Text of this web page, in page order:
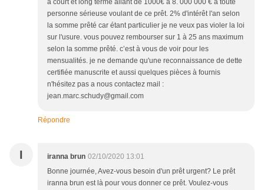
à court et long terme allant de 1000€ à 8. 000 000 € à toute
personne sérieuse voulant de ce prêt. 2% d'intérêt l'an selon
la somme prêté car étant particulier je ne veux pas violer la loi
sur l'usure. vous pouvez rembourser sur 1 à 25 ans maximum
selon la somme prêté. c’est à vous de voir pour les
mensualités. je ne demande qu'une reconnaissance de dette
certifiée manuscrite et aussi quelques pièces à fournis
n'hésitez pas a nous contactez mail :
jean.marc.schudy@gmail.com
Répondre
I iranna brun 02/10/2020 13:01
Bonne journée, Avez-vous besoin d'un prêt urgent? Le prêt
iranna brun est là pour vous donner ce prêt. Voulez-vous